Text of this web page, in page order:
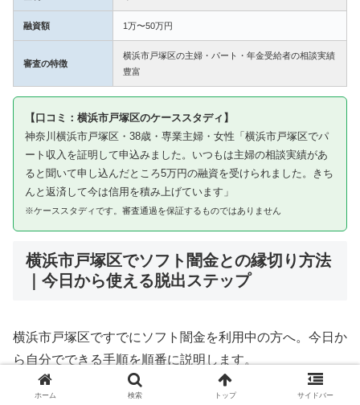
融資額 1万〜50万円
審査の特徴
横浜市戸塚区の主婦・パート・年金受給者の相談実績
豊富
【口コミ：横浜市戸塚区のケーススタディ】
神奈川横浜市戸塚区・38歳・専業主婦・女性「横浜市戸塚区でパ
ート収入を証明して申込みました。いつもは主婦の相談実績があ
ると聞いて申し込んだところ5万円の融資を受けられました。きち
んと返済して今は信用を積み上げています」
※ケーススタディです。審査通過を保証するものではありません
横浜市戸塚区でソフト闇金との縁切り方法
｜今日から使える脱出ステップ
横浜市戸塚区ですでにソフト闇金を利用中の方へ。今日か
ら自分でできる手順を順番に説明します。
ホーム 検索 トップ サイドバー